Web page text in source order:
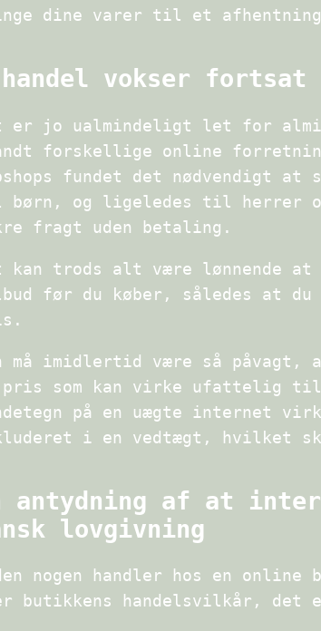
dine varer til et
handel vokser fortsat
er jo ualmindeligt let for
forskellige online
fundet det nødvendigt at
og ligeledes til herrer og
fragt uden betaling.
kan trods alt være lønnende
før du køber, således at du
må imidlertid være så
pris som kan virke ufattelig
på en uægte internet
i en vedtægt, hvilket
antydning af at
lovgivning
nogen handler hos en
butikkens handelsvilkår, det